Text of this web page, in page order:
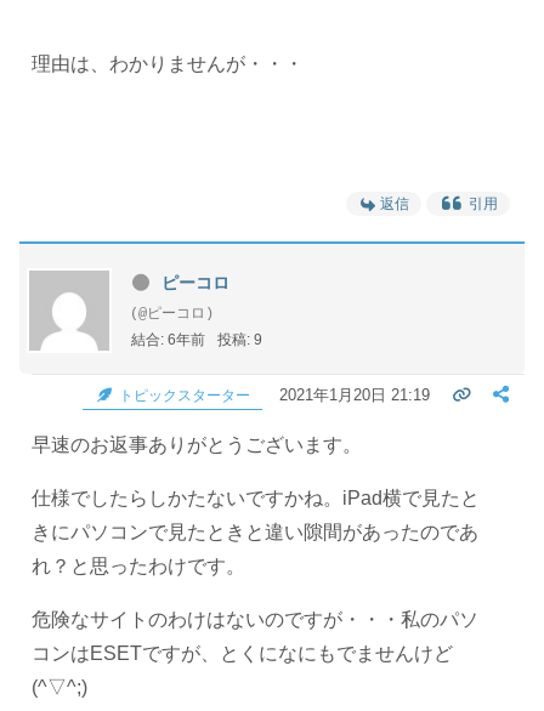
理由は、わかりませんが・・・
返信 引用
ピーコロ
(@ピーコロ)
結合: 6年前
投稿: 9
トピックスターター 2021年1月20日 21:19
早速のお返事ありがとうございます。
仕様でしたらしかたないですかね。iPad横で見たと
きにパソコンで見たときと違い隙間があったのであ
れ？と思ったわけです。
危険なサイトのわけはないのですが・・・私のパソ
コンはESETですが、とくになにもでませんけど
(^▽^;)